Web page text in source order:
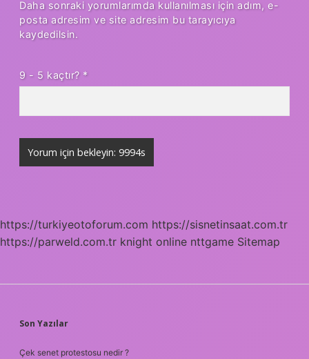
Daha sonraki yorumlarımda kullanılması için adım, e-
posta adresim ve site adresim bu tarayıcıya
kaydedilsin.
9 - 5 kaçtır? *
https://turkiyeotoforum.com https://sisnetinsaat.com.tr
https://parweld.com.tr knight online nttgame Sitemap
SIDEBAR
Son Yazılar
Çek senet protestosu nedir ?